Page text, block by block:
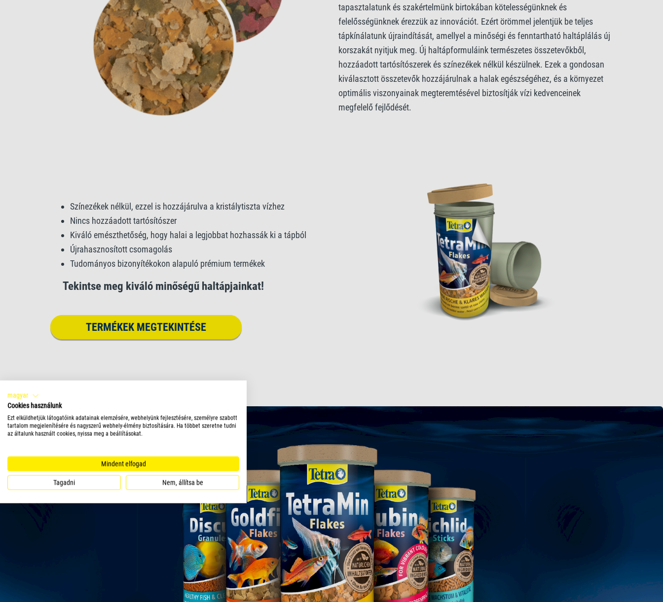
tapasztalatunk és szakértelmünk birtokában kötelességünknek és
felelősségünknek érezzük az innovációt. Ezért örömmel jelentjük be teljes
tápkínálatunk újraindítását, amellyel a minőségi és fenntartható haltáplálás új
korszakát nyitjuk meg. Új haltápformuláink természetes összetevőkből,
hozzáadott tartósítószerek és színezékek nélkül készülnek. Ezek a gondosan
kiválasztott összetevők hozzájárulnak a halak egészségéhez, és a környezet
optimális viszonyainak megteremtésével biztosítják vízi kedvenceinek
megfelelő fejlődését.
Színezékek nélkül, ezzel is hozzájárulva a kristálytiszta vízhez
Nincs hozzáadott tartósítószer
Kiváló emészthetőség, hogy halai a legjobbat hozhassák ki a tápból
Újrahasznosított csomagolás
Tudományos bizonyítékokon alapuló prémium termékek
Tekintse meg kiváló minőségű haltápjainkat!
TERMÉKEK MEGTEKINTÉSE
magyar
Cookies használunk
Ezt elküldhetjük látogatóink adatainak elemzésére, webhelyünk fejlesztésére, személyre szabott
tartalom megjelenítésére és nagyszerű webhely-élmény biztosítására. Ha többet szeretne tudni
az általunk használt cookies, nyissa meg a beállításokat.
Mindent elfogad
Tagadni Nem, állítsa be